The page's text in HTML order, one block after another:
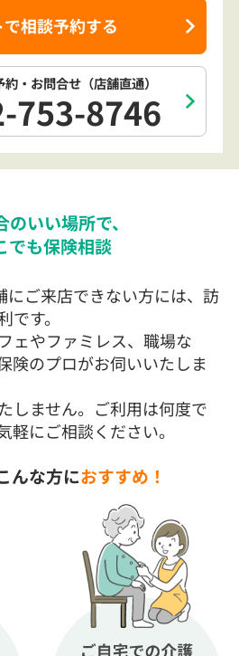
約 ・お問合せ （店舗直通）
753-8746
相談予約する
のいい場所で、
でも保険相談
にご来店できない方には、訪
す。
ェやファミレス、職場な
険のプロがお伺いいたしま
しません。ご利用は何度で
軽にご相談ください。
んな方におすすめ！